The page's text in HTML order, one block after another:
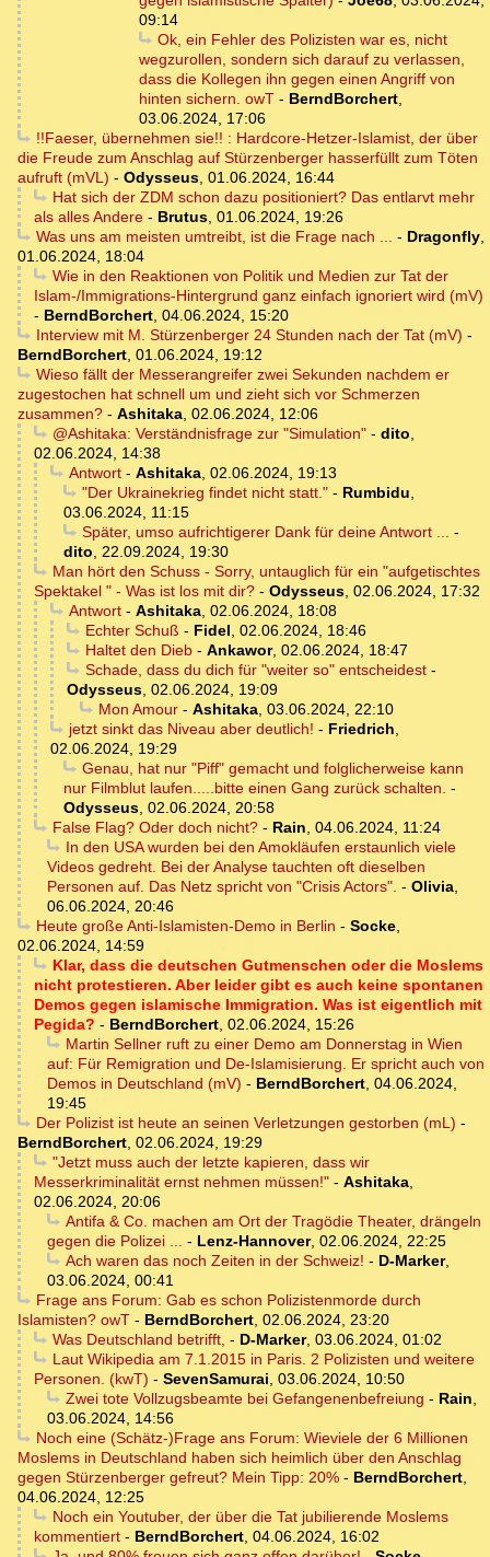
09:14
Ok, ein Fehler des Polizisten war es, nicht
wegzurollen, sondern sich darauf zu verlassen,
dass die Kollegen ihn gegen einen Angriff von
hinten sichern. owT - BerndBorchert,
03.06.2024, 17:06
!!Faeser, übernehmen sie!! : Hardcore-Hetzer-Islamist, der über
die Freude zum Anschlag auf Stürzenberger hasserfüllt zum Töten
aufruft (mVL) - Odysseus, 01.06.2024, 16:44
Hat sich der ZDM schon dazu positioniert? Das entlarvt mehr
als alles Andere - Brutus, 01.06.2024, 19:26
Was uns am meisten umtreibt, ist die Frage nach ... - Dragonfly,
01.06.2024, 18:04
Wie in den Reaktionen von Politik und Medien zur Tat der
Islam-/Immigrations-Hintergrund ganz einfach ignoriert wird (mV)
- BerndBorchert, 04.06.2024, 15:20
Interview mit M. Stürzenberger 24 Stunden nach der Tat (mV) -
BerndBorchert, 01.06.2024, 19:12
Wieso fällt der Messerangreifer zwei Sekunden nachdem er
zugestochen hat schnell um und zieht sich vor Schmerzen
zusammen? - Ashitaka, 02.06.2024, 12:06
@Ashitaka: Verständnisfrage zur "Simulation"- dito,
02.06.2024, 14:38
Antwort- Ashitaka, 02.06.2024, 19:13
"Der Ukrainekrieg findet nicht statt."- Rumbidu,
03.06.2024, 11:15
Später, umso aufrichtigerer Dank für deine Antwort ... -
dito, 22.09.2024, 19:30
Man hört den Schuss - Sorry, untauglich für ein "aufgetischtes
Spektakel " - Was ist los mit dir? - Odysseus, 02.06.2024, 17:32
Antwort- Ashitaka, 02.06.2024, 18:08
Echter Schuß - Fidel, 02.06.2024, 18:46
Haltet den Dieb- Ankawor, 02.06.2024, 18:47
Schade, dass du dich für "weiter so" entscheidest-
Odysseus, 02.06.2024, 19:09
Mon Amour- Ashitaka, 03.06.2024, 22:10
jetzt sinkt das Niveau aber deutlich! - Friedrich,
02.06.2024, 19:29
Genau, hat nur "Piff" gemacht und folglicherweise kann
nur Filmblut laufen.....bitte einen Gang zurück schalten. -
Odysseus, 02.06.2024, 20:58
False Flag? Oder doch nicht?- Rain, 04.06.2024, 11:24
In den USA wurden bei den Amokläufen erstaunlich viele
Videos gedreht. Bei der Analyse tauchten oft dieselben
Personen auf. Das Netz spricht von "Crisis Actors". - Olivia,
06.06.2024, 20:46
Heute große Anti-Islamisten-Demo in Berlin - Socke,
02.06.2024, 14:59
Klar, dass die deutschen Gutmenschen oder die Moslems
nicht protestieren. Aber leider gibt es auch keine spontanen
Demos gegen islamische Immigration. Was ist eigentlich mit
Pegida? - BerndBorchert, 02.06.2024, 15:26
Martin Sellner ruft zu einer Demo am Donnerstag in Wien
auf: Für Remigration und De-Islamisierung. Er spricht auch von
Demos in Deutschland (mV) - BerndBorchert, 04.06.2024,
19:45
Der Polizist ist heute an seinen Verletzungen gestorben (mL) -
BerndBorchert, 02.06.2024, 19:29
"Jetzt muss auch der letzte kapieren, dass wir
Messerkriminalität ernst nehmen müssen!" - Ashitaka,
02.06.2024, 20:06
Antifa & Co. machen am Ort der Tragödie Theater, drängeln
gegen die Polizei ... - Lenz-Hannover, 02.06.2024, 22:25
Ach waren das noch Zeiten in der Schweiz! - D-Marker,
03.06.2024, 00:41
Frage ans Forum: Gab es schon Polizistenmorde durch
Islamisten? owT - BerndBorchert, 02.06.2024, 23:20
Was Deutschland betrifft, - D-Marker, 03.06.2024, 01:02
Laut Wikipedia am 7.1.2015 in Paris. 2 Polizisten und weitere
Personen. (kwT) - SevenSamurai, 03.06.2024, 10:50
Zwei tote Vollzugsbeamte bei Gefangenenbefreiung - Rain,
03.06.2024, 14:56
Noch eine (Schätz-)Frage ans Forum: Wieviele der 6 Millionen
Moslems in Deutschland haben sich heimlich über den Anschlag
gegen Stürzenberger gefreut? Mein Tipp: 20% - BerndBorchert,
04.06.2024, 12:25
Noch ein Youtuber, der über die Tat jubilierende Moslems
kommentiert - BerndBorchert, 04.06.2024, 16:02